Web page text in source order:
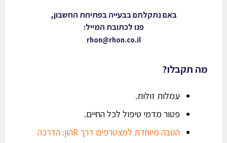
באם נתקלתם בבעייה בפתיחת החשבון,
פנו לכתובת המייל:
rhon@rhon.co.il
מה תקבלו?
עמלות זולות.
פטור מדמי טיפול לכל החיים.
הטבה מיוחדת למצטרפים דרך Rהון: הדרכה